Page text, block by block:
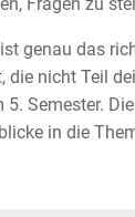
genau das
die nicht Teil
5. Semester.
in die